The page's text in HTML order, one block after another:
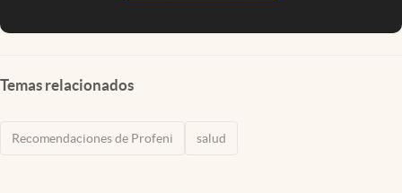
Temas relacionados
Recomendaciones de Profeni salud